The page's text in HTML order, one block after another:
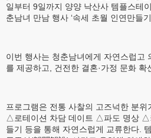
일부터 9일까지 양양 낙산사 템플스테
춘남녀 만남 행사 ‘속세 초월 인연만들
이번 행사는 청춘남녀에게 자연스럽고
를 제공하고, 건전한 결혼·가정 문화 확
프로그램은 전통 사찰의 고즈넉한 분
△로테이션 차담 데이트 △파도 명상
들기 등을 통해 자연스럽게 교류한다.